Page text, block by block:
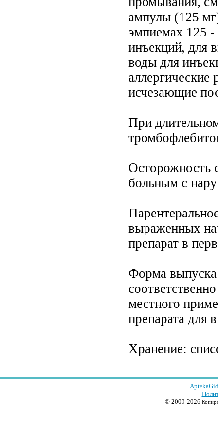
ампулы (125
эмпиемах 125 -
инъекций, для
воды для
исчезающие
При
Осторожность
больным с
выраженных
препарат в
Форма
местного
препарата для
Хранение:
© 2009-2026